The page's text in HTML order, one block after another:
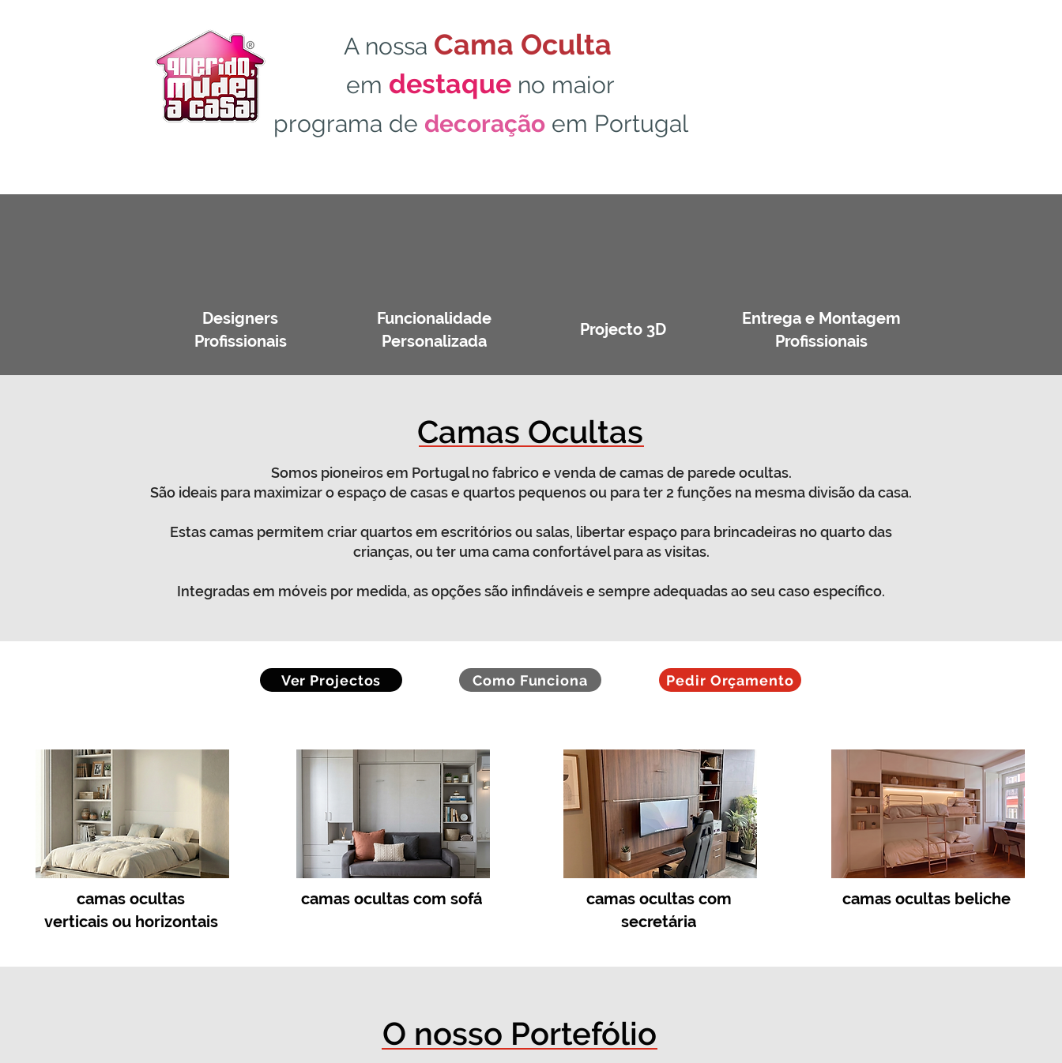
A nossa Cama Oculta
em destaque no maior
programa de decoraçãoem Portugal
Designers
Profissionais
Funcionalidade
Personalizada
Projecto 3D
Entrega e Montagem
Profissionais
Camas Ocultas
Somos pioneiros em Portugal no fabrico e venda de camas de parede ocultas.
São ideais para maximizar o espaço de casas e quartos pequenos ou para ter 2 funções na mesma divisão da casa.
Estas camas permitem criar quartos em escritórios ou salas, libertar espaço para brincadeiras no quarto das
crianças, ou ter uma cama confortável para as visitas.
Integradas em móveis por medida, as opções são infindáveis e sempre adequadas ao seu caso específico.
Ver Projectos Como Funciona Pedir Orçamento
camas ocultas
verticais ou horizontais
camas ocultas com sofá
camas ocultas com
secretária
camas ocultas beliche
O nosso Portefólio